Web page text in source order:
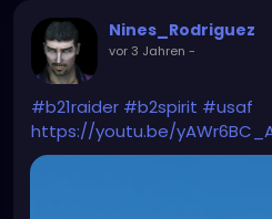
Nines_Rodriguez
vor 3 Jahren -
#b21raider #b2spirit #usaf
https://youtu.be/